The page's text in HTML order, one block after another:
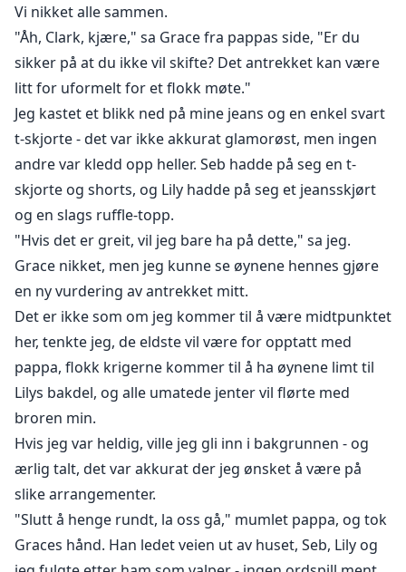
Vi nikket alle sammen.
"Åh, Clark, kjære," sa Grace fra pappas side, "Er du
sikker på at du ikke vil skifte? Det antrekket kan være
litt for uformelt for et flokk møte."
Jeg kastet et blikk ned på mine jeans og en enkel svart
t-skjorte - det var ikke akkurat glamorøst, men ingen
andre var kledd opp heller. Seb hadde på seg en t-
skjorte og shorts, og Lily hadde på seg et jeansskjørt
og en slags ruffle-topp.
"Hvis det er greit, vil jeg bare ha på dette," sa jeg.
Grace nikket, men jeg kunne se øynene hennes gjøre
en ny vurdering av antrekket mitt.
Det er ikke som om jeg kommer til å være midtpunktet
her, tenkte jeg, de eldste vil være for opptatt med
pappa, flokk krigerne kommer til å ha øynene limt til
Lilys bakdel, og alle umatede jenter vil flørte med
broren min.
Hvis jeg var heldig, ville jeg gli inn i bakgrunnen - og
ærlig talt, det var akkurat der jeg ønsket å være på
slike arrangementer.
"Slutt å henge rundt, la oss gå," mumlet pappa, og tok
Graces hånd. Han ledet veien ut av huset, Seb, Lily og